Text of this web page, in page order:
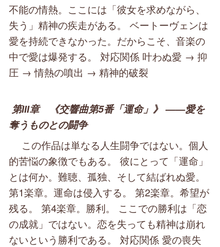
不能の情熱。ここには「彼女を求めながら、
失う」精神の疾走がある。 ベートーヴェンは
愛を持続できなかった。だからこそ、音楽の
中で愛は爆発する。 対応関係 叶わぬ愛 → 抑
圧 → 情熱の噴出 → 精神的破裂
第Ⅲ章 《交響曲第5番「運命」》 ――愛を
奪うものとの闘争
この作品は単なる人生闘争ではない。個人
的苦悩の象徴でもある。 彼にとって「運命」
とは何か。難聴、孤独、そして結ばれぬ愛。
第1楽章。運命は侵入する。 第2楽章。希望が
残る。 第4楽章。勝利。 ここでの勝利は「恋
の成就」ではない。恋を失っても精神は崩れ
ないという勝利である。 対応関係 愛の喪失